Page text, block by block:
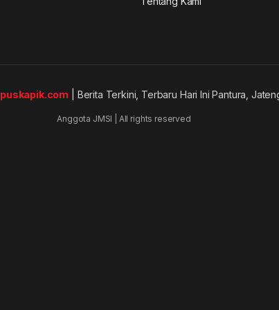
puskapik.com | Berita Terkini, Terbaru Hari Ini Pantura,
Anggota JMSI | All rights reserved